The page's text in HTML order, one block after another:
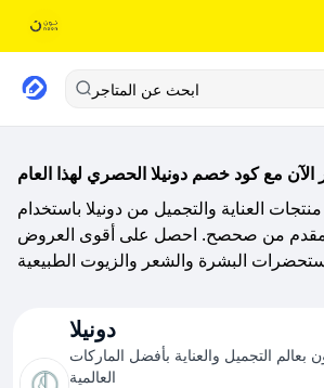
ابحث عن المتاجر
الآن مع كود خصم دونيلا الحصري لهذا العام
على منتجات العناية والتجميل من دونيلا باستخدام
من صحصح. احصل على أقوى العروض
دونيلا
التجميل والعناية بأفضل الماركات
العالمية